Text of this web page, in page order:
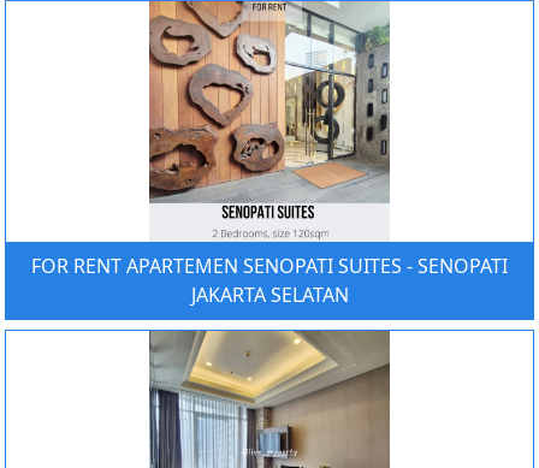
FOR RENT APARTEMEN SENOPATI SUITES - SENOPATI
JAKARTA SELATAN